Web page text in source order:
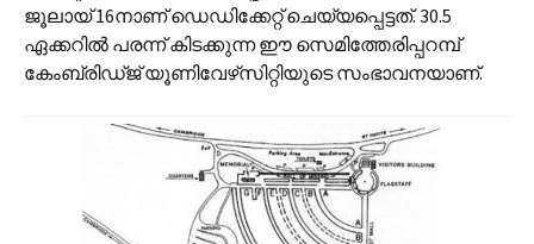
ജൂലായ് 16നാണ് ഡെഡിക്കേറ്റ് ചെയ്യപ്പെട്ടത്. 30.5
ഏക്കറില്‍ പരന്ന് കിടക്കുന്ന ഈ സെമിത്തേരിപ്പറമ്പ്
കേം‍‌ബ്രിഡ്‌ജ് യൂണിവേഴ്‌സിറ്റിയുടെ സംഭാവനയാണ്.